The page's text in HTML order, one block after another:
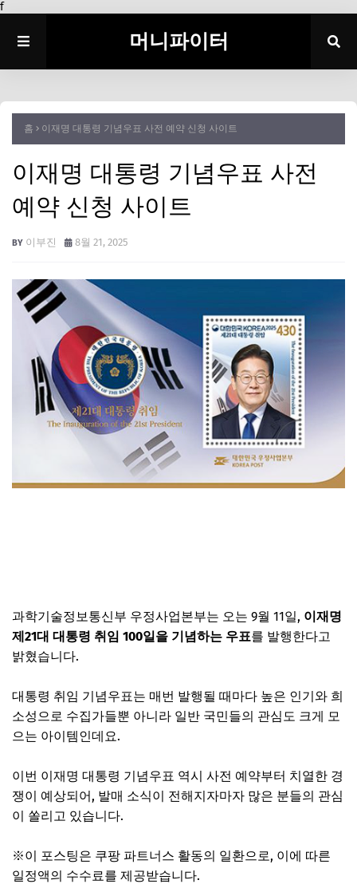
f
머니파이터
홈 이재명 대통령 기념우표 사전 예약 신청 사이트
이재명 대통령 기념우표 사전
예약 신청 사이트
이부진 8월 21, 2025
과학기술정보통신부 우정사업본부는 오는 9월 11일, 이재명
제21대 대통령 취임 100일을 기념하는 우표를 발행한다고
밝혔습니다.
대통령 취임 기념우표는 매번 발행될 때마다 높은 인기와 희
소성으로 수집가들뿐 아니라 일반 국민들의 관심도 크게 모
으는 아이템인데요.
이번 이재명 대통령 기념우표 역시 사전 예약부터 치열한 경
쟁이 예상되어, 발매 소식이 전해지자마자 많은 분들의 관심
이 쏠리고 있습니다.
※이 포스팅은 쿠팡 파트너스 활동의 일환으로, 이에 따른
일정액의 수수료를 제공받습니다.